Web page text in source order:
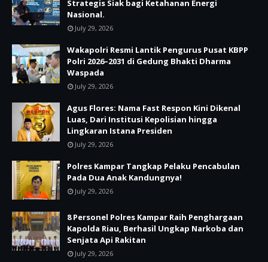
Strategis Siak bagi Ketahanan Energi
Nasional.
July 29, 2026
Wakapolri Resmi Lantik Pengurus Pusat KBPP
Polri 2026–2031 di Gedung Bhakti Dharma
Waspada
July 29, 2026
Agus Flores: Nama Fast Respon Kini Dikenal
Luas, Dari Institusi Kepolisian hingga
Lingkaran Istana Presiden
July 29, 2026
Polres Kampar Tangkap Pelaku Pencabulan
Pada Dua Anak Kandungnya!
July 29, 2026
8 Personel Polres Kampar Raih Penghargaan
Kapolda Riau, Berhasil Ungkap Narkoba dan
Senjata Api Rakitan
July 29, 2026